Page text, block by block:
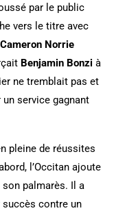
par le public
vers le titre avec
Cameron Norrie
Benjamin Bonzi à
ne tremblait pas et
service gagnant
pleine de réussites
l’Occitan ajoute
son palmarès. Il a
contre un